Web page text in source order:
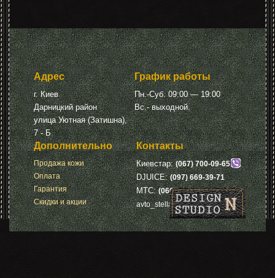
Адрес
г. Киев
Дарницкий район
улица Уютная (Затишна),
7 - Б
График работы
Пн.-Суб. 09:00 — 19:00
Вс.- выходной.
Дополнительно
Продажа кожи
Оплата
Гарантия
Скидки и акции
Контакты
Киевстар:(067) 700-09-65
DJUICE:(097) 669-39-71
МТС:(066) 675-71-66
avto_stella_pelle@ukr.net